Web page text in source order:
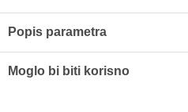
Popis parametra
grade of C49 high carbon steel.
Moglo bi biti korisno